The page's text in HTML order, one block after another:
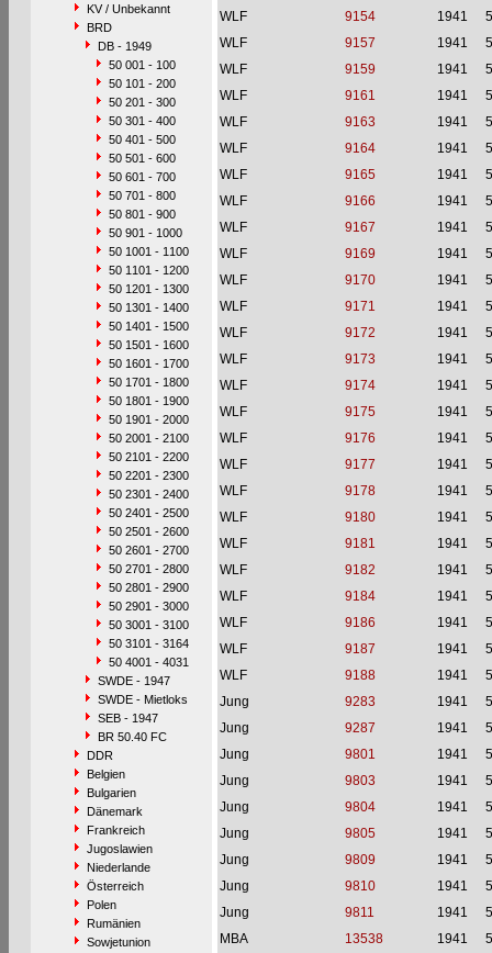
KV / Unbekannt
BRD
DB - 1949
50 001 - 100
50 101 - 200
50 201 - 300
50 301 - 400
50 401 - 500
50 501 - 600
50 601 - 700
50 701 - 800
50 801 - 900
50 901 - 1000
50 1001 - 1100
50 1101 - 1200
50 1201 - 1300
50 1301 - 1400
50 1401 - 1500
50 1501 - 1600
50 1601 - 1700
50 1701 - 1800
50 1801 - 1900
50 1901 - 2000
50 2001 - 2100
50 2101 - 2200
50 2201 - 2300
50 2301 - 2400
50 2401 - 2500
50 2501 - 2600
50 2601 - 2700
50 2701 - 2800
50 2801 - 2900
50 2901 - 3000
50 3001 - 3100
50 3101 - 3164
50 4001 - 4031
SWDE - 1947
SWDE - Mietloks
SEB - 1947
BR 50.40 FC
DDR
Belgien
Bulgarien
Dänemark
Frankreich
Jugoslawien
Niederlande
Österreich
Polen
Rumänien
Sowjetunion
WLF
9154 1941
WLF
9157 1941
WLF
9159 1941
WLF
9161 1941
WLF
9163 1941
WLF
9164 1941
WLF
9165 1941
WLF
9166 1941
WLF
9167 1941
WLF
9169 1941
WLF
9170 1941
WLF
9171 1941
WLF
9172 1941
WLF
9173 1941
WLF
9174 1941
WLF
9175 1941
WLF
9176 1941
WLF
9177 1941
WLF
9178 1941
WLF
9180 1941
WLF
9181 1941
WLF
9182 1941
WLF
9184 1941
WLF
9186 1941
WLF
9187 1941
WLF
9188 1941
Jung
9283 1941
Jung
9287 1941
Jung
9801 1941
Jung
9803 1941
Jung
9804 1941
Jung
9805 1941
Jung
9809 1941
Jung
9810 1941
Jung
9811 1941
MBA
13538 1941